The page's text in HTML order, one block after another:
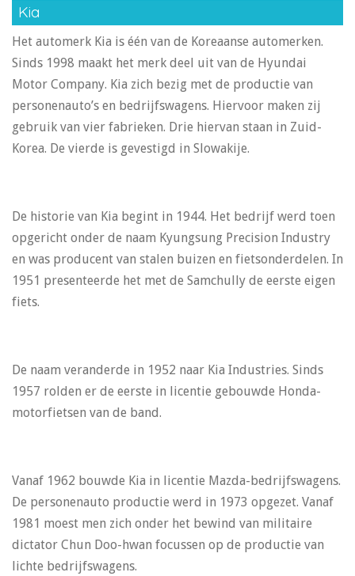
Kia
Het automerk Kia is één van de Koreaanse automerken.
Sinds 1998 maakt het merk deel uit van de Hyundai
Motor Company. Kia zich bezig met de productie van
personenauto’s en bedrijfswagens. Hiervoor maken zij
gebruik van vier fabrieken. Drie hiervan staan in Zuid-
Korea. De vierde is gevestigd in Slowakije.
De historie van Kia begint in 1944. Het bedrijf werd toen
opgericht onder de naam Kyungsung Precision Industry
en was producent van stalen buizen en fietsonderdelen. In
1951 presenteerde het met de Samchully de eerste eigen
fiets.
De naam veranderde in 1952 naar Kia Industries. Sinds
1957 rolden er de eerste in licentie gebouwde Honda-
motorfietsen van de band.
Vanaf 1962 bouwde Kia in licentie Mazda-bedrijfswagens.
De personenauto productie werd in 1973 opgezet. Vanaf
1981 moest men zich onder het bewind van militaire
dictator Chun Doo-hwan focussen op de productie van
lichte bedrijfswagens.